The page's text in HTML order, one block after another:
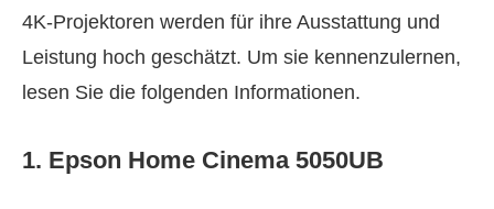
4K‑Projektoren werden für ihre Ausstattung und
Leistung hoch geschätzt. Um sie kennenzulernen,
lesen Sie die folgenden Informationen.
1. Epson Home Cinema 5050UB